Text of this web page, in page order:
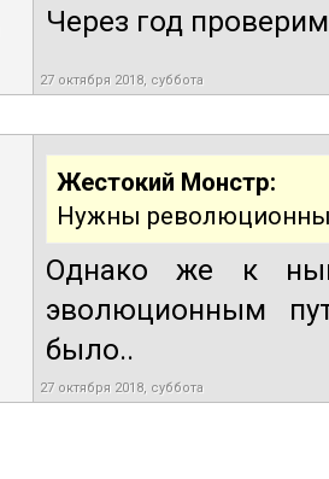
Через год
27 октября 2018, суббота
Жестокий Монстр:
Нужны
Однако же к
эволюционным
было..
27 октября 2018, суббота